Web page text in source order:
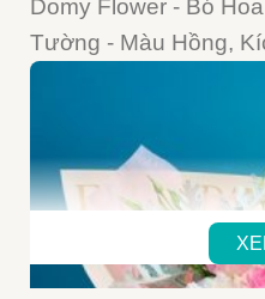
Domy Flower - Bó
Tường - Màu Hồng,